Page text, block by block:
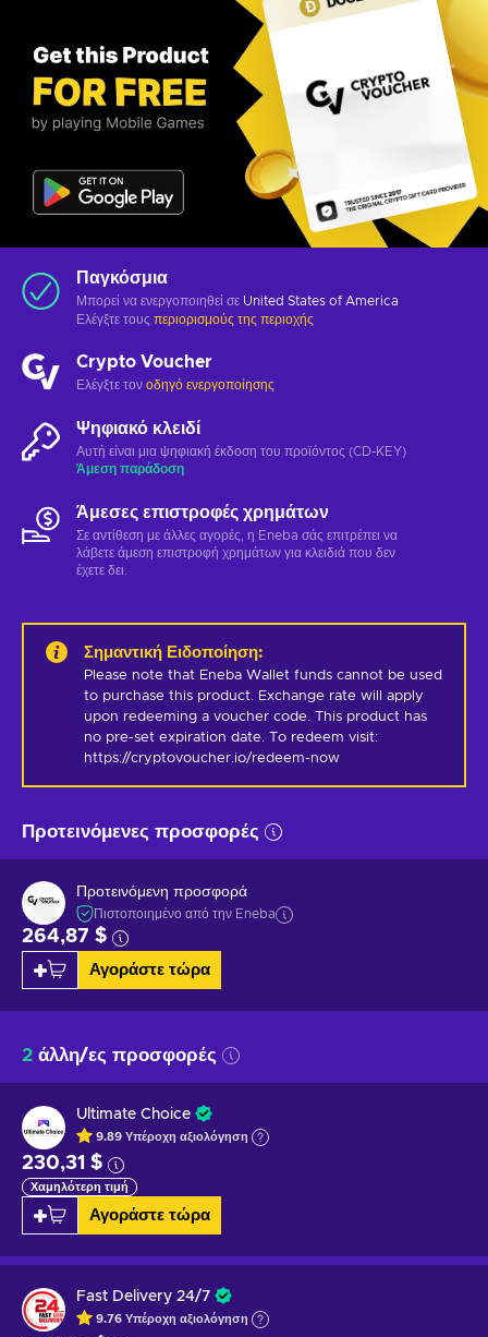
Παγκόσμια
Μπορεί να ενεργοποιηθεί σε United States of America
Ελέγξτε τους περιορισμούς της περιοχής
Crypto Voucher
Ελέγξτε τον οδηγό ενεργοποίησης
Ψηφιακό κλειδί
Αυτή είναι μια ψηφιακή έκδοση του προϊόντος (CD-KEY)
Άμεση παράδοση
Άμεσες επιστροφές χρημάτων
Σε αντίθεση με άλλες αγορές, η Eneba σάς επιτρέπει να
λάβετε άμεση επιστροφή χρημάτων για κλειδιά που δεν
έχετε δει.
Σημαντική Ειδοποίηση:
Please note that Eneba Wallet funds cannot be used
to purchase this product. Exchange rate will apply
upon redeeming a voucher code. This product has
no pre-set expiration date. To redeem visit:
https://cryptovoucher.io/redeem-now
Προτεινόμενες προσφορές
Προτεινόμενη προσφορά
Πιστοποιημένο από την Eneba
264,87 $
Αγοράστε τώρα
2 άλλη/ες προσφορές
Ultimate Choice
9.89 Υπέροχη αξιολόγηση
230,31 $
Χαμηλότερη τιμή
Αγοράστε τώρα
Fast Delivery 24/7
9.76 Υπέροχη αξιολόγηση